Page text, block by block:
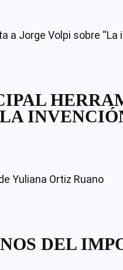
DEL